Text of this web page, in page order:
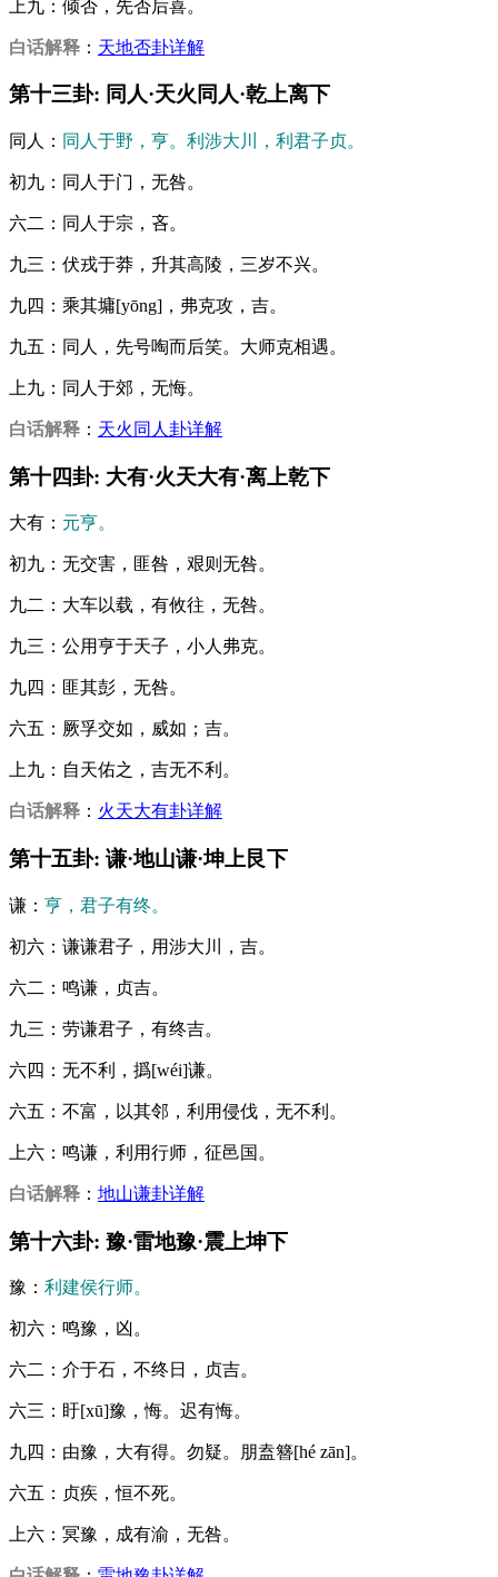
上九：倾否，先否后喜。
白话解释 ： 天地否卦详解
第十三卦: 同人·天火同人·乾上离下
同人： 同人于野，亨。利涉大川，利君子贞。
初九：同人于门，无咎。
六二：同人于宗，吝。
九三：伏戎于莽，升其高陵，三岁不兴。
九四：乘其墉[yōng]，弗克攻，吉。
九五：同人，先号啕而后笑。大师克相遇。
上九：同人于郊，无悔。
白话解释 ： 天火同人卦详解
第十四卦: 大有·火天大有·离上乾下
大有： 元亨。
初九：无交害，匪咎，艰则无咎。
九二：大车以载，有攸往，无咎。
九三：公用亨于天子，小人弗克。
九四：匪其彭，无咎。
六五：厥孚交如，威如；吉。
上九：自天佑之，吉无不利。
白话解释 ： 火天大有卦详解
第十五卦: 谦·地山谦·坤上艮下
谦： 亨，君子有终。
初六：谦谦君子，用涉大川，吉。
六二：鸣谦，贞吉。
九三：劳谦君子，有终吉。
六四：无不利，撝[wéi]谦。
六五：不富，以其邻，利用侵伐，无不利。
上六：鸣谦，利用行师，征邑国。
白话解释 ： 地山谦卦详解
第十六卦: 豫·雷地豫·震上坤下
豫： 利建侯行师。
初六：鸣豫，凶。
六二：介于石，不终日，贞吉。
六三：盱[xū]豫，悔。迟有悔。
九四：由豫，大有得。勿疑。朋盍簪[hé zān]。
六五：贞疾，恒不死。
上六：冥豫，成有渝，无咎。